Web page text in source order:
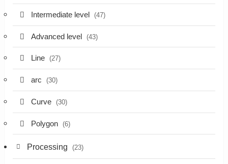
Intermediate level (47)
Advanced level (43)
Line (27)
arc (30)
Curve (30)
Polygon (6)
Processing (23)